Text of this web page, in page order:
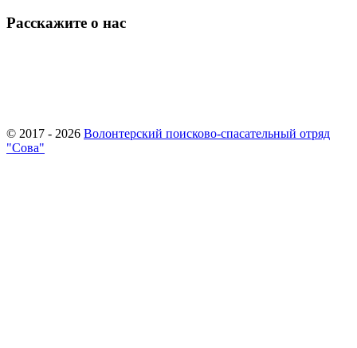
Расскажите о нас
© 2017 - 2026 Волонтерский поисково-спасательный отряд
"Сова"